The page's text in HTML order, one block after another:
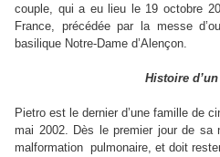
couple, qui a eu lieu le 19 octobre
France, précédée par la messe
basilique Notre-Dame d’Alençon.
Histoire
Pietro est le dernier d’une famille de
mai 2002. Dès le premier jour de sa
malformation pulmonaire, et doit